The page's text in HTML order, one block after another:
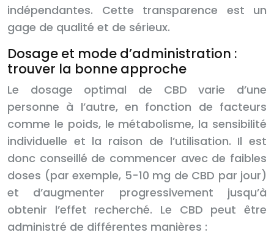
indépendantes. Cette transparence est un
gage de qualité et de sérieux.
Dosage et mode d’administration :
trouver la bonne approche
Le dosage optimal de CBD varie d’une
personne à l’autre, en fonction de facteurs
comme le poids, le métabolisme, la sensibilité
individuelle et la raison de l’utilisation. Il est
donc conseillé de commencer avec de faibles
doses (par exemple, 5-10 mg de CBD par jour)
et d’augmenter progressivement jusqu’à
obtenir l’effet recherché. Le CBD peut être
administré de différentes manières :